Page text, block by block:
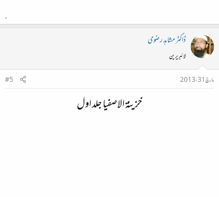
ڈاکٹر مشاہد رضوی
لائبریرین
مارچ 31، 2013
#5
خزینۃ الاصفیا جلد اول